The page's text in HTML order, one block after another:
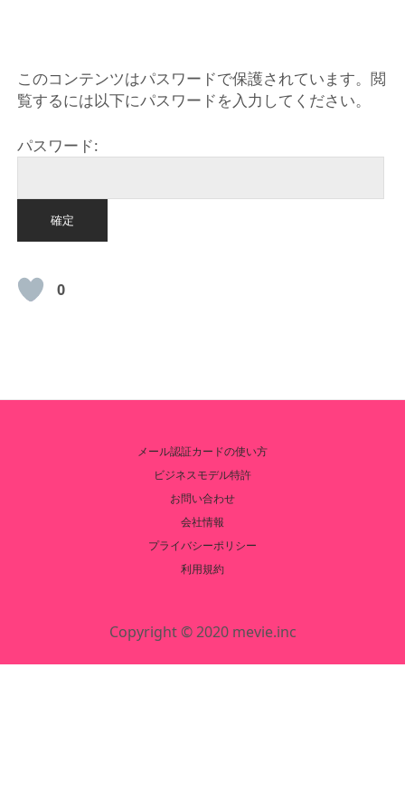
このコンテンツはパスワードで保護されています。閲
覧するには以下にパスワードを入力してください。
パスワード:
0
メール認証カードの使い方
ビジネスモデル特許
お問い合わせ
会社情報
プライバシーポリシー
利用規約
Copyright © 2020 mevie.inc